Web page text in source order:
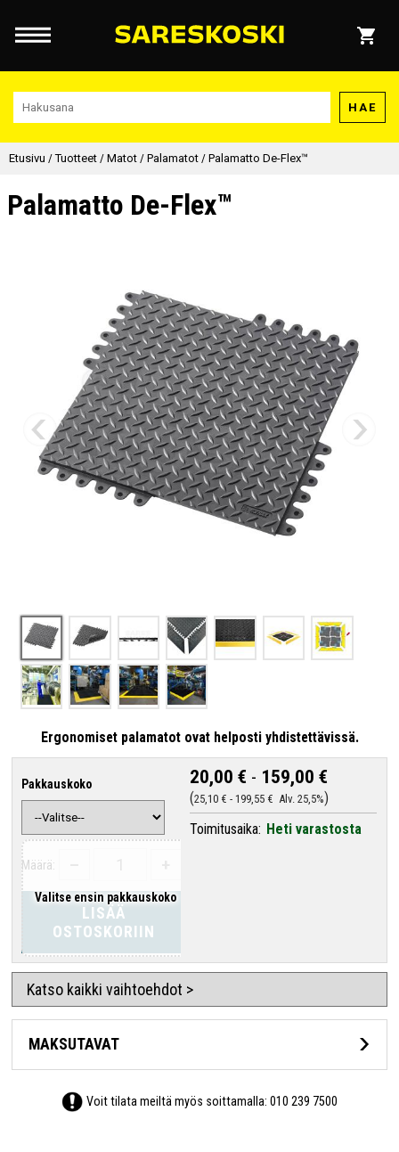
HAE
Etusivu /Tuotteet / Matot / Palamatot / Palamatto De-Flex™
Palamatto De-Flex™
Ergonomiset palamatot ovat helposti yhdistettävissä.
Pakkauskoko
Valitse ensin pakkauskoko
Määrä:
LISÄÄ
OSTOSKORIIN
20,00 € - 159,00 €
25,10 € -199,55 € Alv. 25,5%
Toimitusaika: Heti varastosta
Katso kaikki vaihtoehdot >
MAKSUTAVAT
Voit tilata meiltä myös soittamalla:010 239 7500